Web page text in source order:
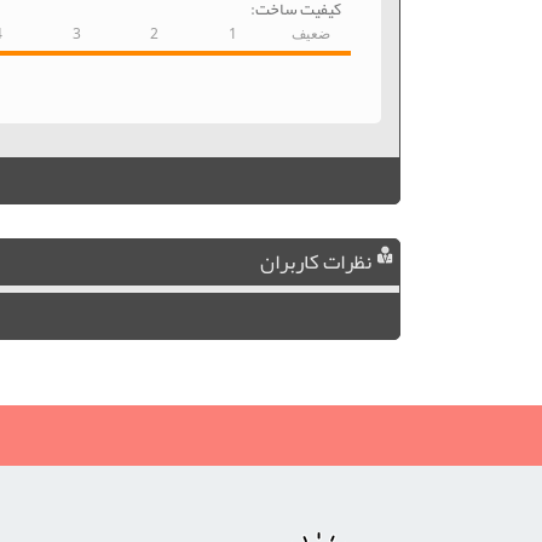
کیفیت ساخت:
ضعیف 1
2
3
نظرات کاربران